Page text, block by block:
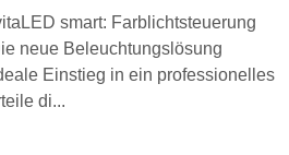
smart: Farblichtsteuerung
neue Beleuchtungslösung
Einstieg in ein professionelles
di...